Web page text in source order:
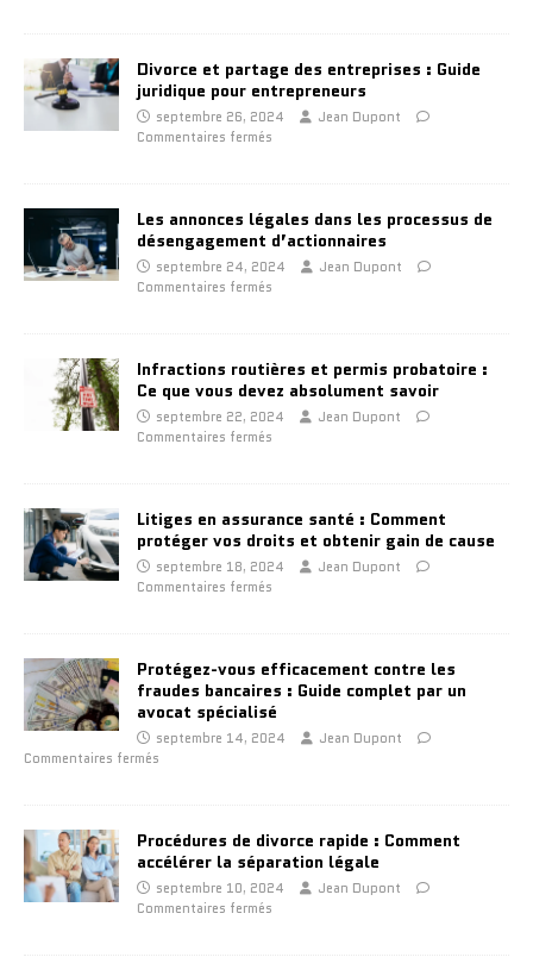
Divorce et partage des entreprises : Guide
juridique pour entrepreneurs
septembre 26, 2024
Jean Dupont
Commentaires fermés
Les annonces légales dans les processus de
désengagement d’actionnaires
septembre 24, 2024
Jean Dupont
Commentaires fermés
Infractions routières et permis probatoire :
Ce que vous devez absolument savoir
septembre 22, 2024
Jean Dupont
Commentaires fermés
Litiges en assurance santé : Comment
protéger vos droits et obtenir gain de cause
septembre 18, 2024
Jean Dupont
Commentaires fermés
Protégez-vous efficacement contre les
fraudes bancaires : Guide complet par un
avocat spécialisé
septembre 14, 2024
Jean Dupont
Commentaires fermés
Procédures de divorce rapide : Comment
accélérer la séparation légale
septembre 10, 2024
Jean Dupont
Commentaires fermés